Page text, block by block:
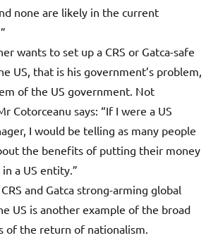
none are likely in the current
wants to set up a CRS or Gatca-safe
US, that is his government’s problem,
of the US government. Not
Cotorceanu says: “If I were a US
I would be telling as many people
the benefits of putting their money
a US entity.”
and Gatca strong-arming global
US is another example of the broad
of the return of nationalism.